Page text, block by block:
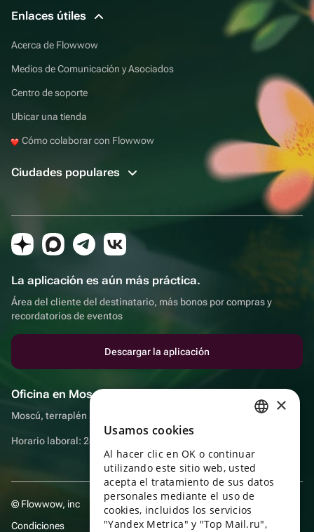
Enlaces útiles
Acerca de Flowwow
Medios de Comunicación y Asociados
Centro de soporte
Ubicar una tienda
Cómo colaborar con Flowwow
Ciudades populares
La aplicación es aún más práctica.
Área del cliente del destinatario, más bonos por compras y
recordatorios de eventos
Descargar la aplicación
Oficina en Moscú
Moscú, terraplén Sadovnicheskaya, 9, sala 2/3
Horario laboral: 24 horas
© Flowwow, inc
Condiciones
ENGLISH
UKRAINIAN
PORTUGUESE
SPANISH
×
Usamos cookies
Al hacer clic en OK o continuar
utilizando este sitio web, usted
acepta el tratamiento de sus datos
personales mediante el uso de
cookies, incluidos los servicios
"Yandex Metrica" y "Top Mail.ru",